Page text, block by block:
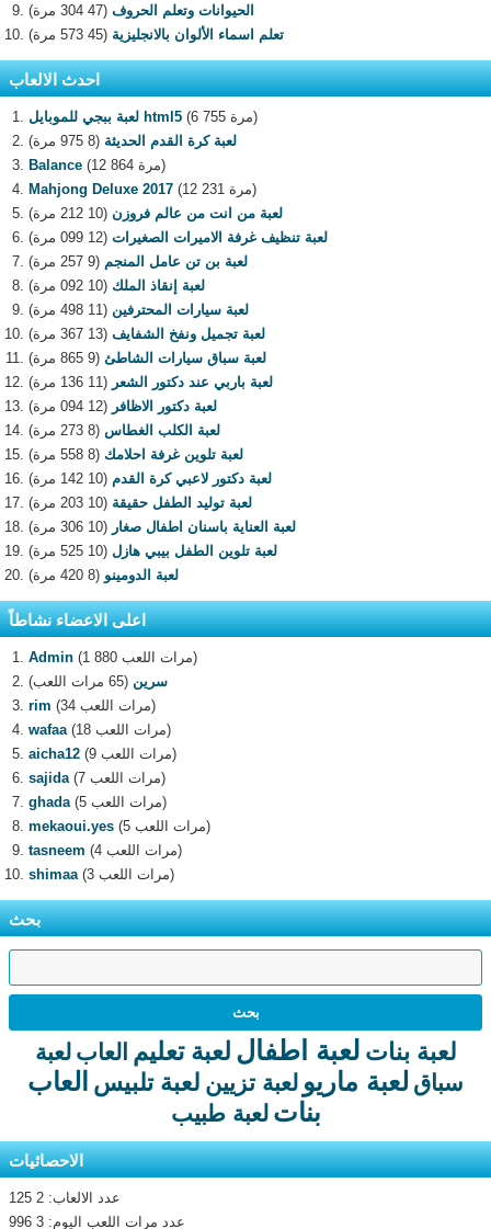
الحيوانات وتعلم الحروف (47 304 مرة)
تعلم اسماء الألوان بالانجليزية (45 573 مرة)
احدث الالعاب
لعبة ببجي للموبايل html5
(6 755 مرة)
لعبة كرة القدم الحديثة (8 975 مرة)
Balance
(12 864 مرة)
Mahjong Deluxe 2017
(12 231 مرة)
لعبة من انت من عالم فروزن (10 212 مرة)
لعبة تنظيف غرفة الاميرات الصغيرات (12 099 مرة)
لعبة بن تن عامل المنجم (9 257 مرة)
لعبة إنقاذ الملك (10 092 مرة)
لعبة سيارات المحترفين (11 498 مرة)
لعبة تجميل ونفخ الشفايف (13 367 مرة)
لعبة سباق سيارات الشاطئ (9 865 مرة)
لعبة باربي عند دكتور الشعر (11 136 مرة)
لعبة دكتور الاظافر (12 094 مرة)
لعبة الكلب الغطاس (8 273 مرة)
لعبة تلوين غرفة احلامك (8 558 مرة)
لعبة دكتور لاعبي كرة القدم (10 142 مرة)
لعبة توليد الطفل حقيقة (10 203 مرة)
لعبة العناية باسنان اطفال صغار (10 306 مرة)
لعبة تلوين الطفل بيبي هازل (10 525 مرة)
لعبة الدومينو (8 420 مرة)
اعلى الاعضاء نشاطاً
Admin
(1 880 مرات اللعب)
سرين (65 مرات اللعب)
rim
(34 مرات اللعب)
wafaa
(18 مرات اللعب)
aicha12
(9 مرات اللعب)
sajida
(7 مرات اللعب)
ghada
(5 مرات اللعب)
mekaoui.yes
(5 مرات اللعب)
tasneem
(4 مرات اللعب)
shimaa
(3 مرات اللعب)
بحث
لعبة بنات لعبة اطفال لعبة تعليم العاب لعبة
سباق لعبة ماريو لعبة تزيين لعبة تلبيس العاب
بنات لعبة طبيب
الاحصائيات
عدد الالعاب: 2 125
عدد مرات اللعب اليوم: 3 996